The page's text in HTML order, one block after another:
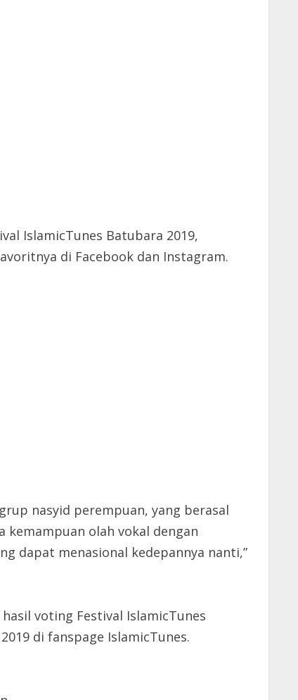
IslamicTunes Batubara 2019,
di Facebook dan Instagram.
nasyid perempuan, yang berasal
kemampuan olah vokal dengan
dapat menasional kedepannya nanti,”
voting Festival IslamicTunes
di fanspage IslamicTunes.